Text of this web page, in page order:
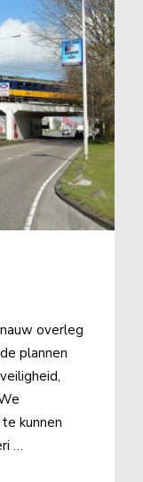
overleg
plannen
kunnen
…